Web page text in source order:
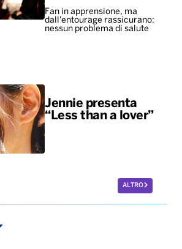
Fan in apprensione, ma
dall'entourage rassicurano:
nessun problema di salute
Jennie presenta
“Less than a lover”
ALTRO